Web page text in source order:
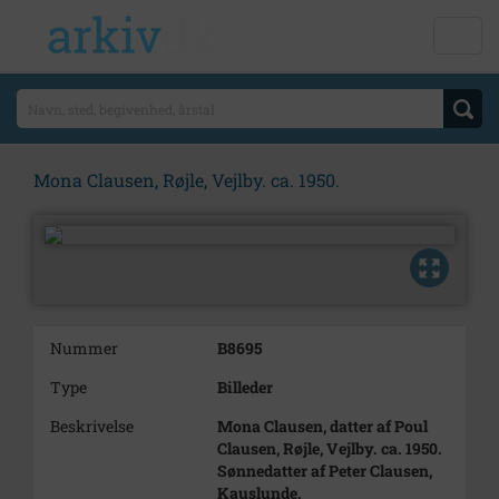
Mona Clausen, Røjle, Vejlby. ca. 1950.
Nummer
B8695
Type
Billeder
Beskrivelse
Mona Clausen, datter af Poul
Clausen, Røjle, Vejlby. ca. 1950.
Sønnedatter af Peter Clausen,
Kauslunde.